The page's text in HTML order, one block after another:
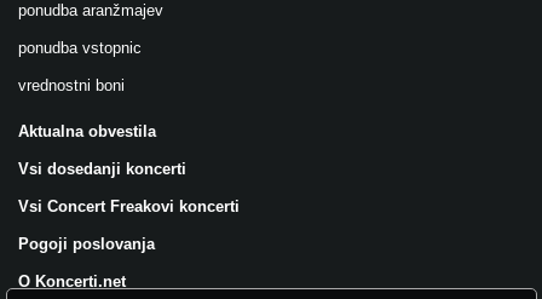
ponudba aranžmajev
ponudba vstopnic
vrednostni boni
Aktualna obvestila
Vsi dosedanji koncerti
Vsi Concert Freakovi koncerti
Pogoji poslovanja
O Koncerti.net